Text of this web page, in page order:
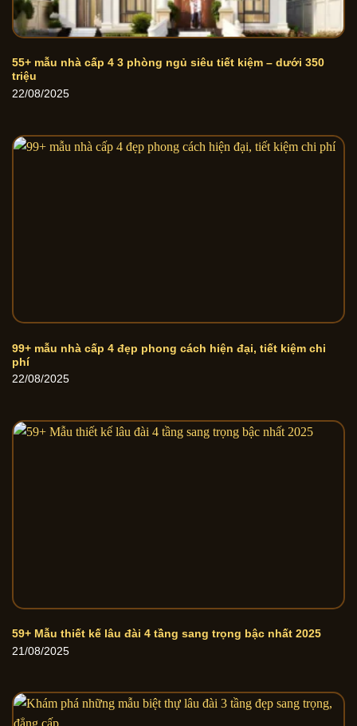
55+ mẫu nhà cấp 4 3 phòng ngủ siêu tiết kiệm – dưới 350
triệu
22/08/2025
99+ mẫu nhà cấp 4 đẹp phong cách hiện đại, tiết kiệm chi
phí
22/08/2025
59+ Mẫu thiết kế lâu đài 4 tầng sang trọng bậc nhất 2025
21/08/2025